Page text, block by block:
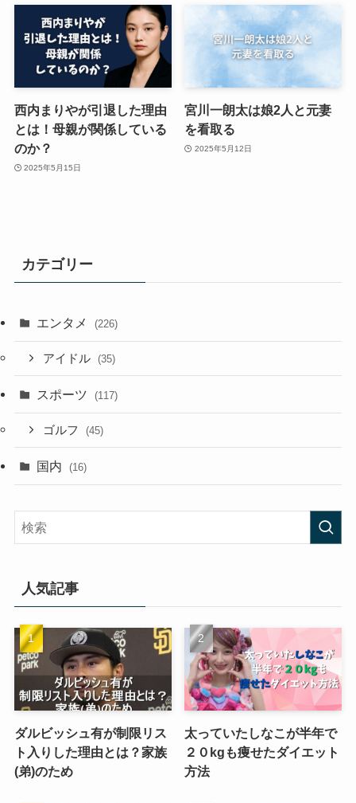
西内まりやが引退した理由
とは！母親が関係している
のか？
2025年5月15日
宮川一朗太は娘2人と元妻
を看取る
2025年5月12日
カテゴリー
エンタメ (226)
アイドル (35)
スポーツ (117)
ゴルフ (45)
国内 (16)
人気記事
ダルビッシュ有が制限リス
ト入りした理由とは？家族
(弟)のため
太っていたしなこが半年で
２０kgも痩せたダイエット
方法